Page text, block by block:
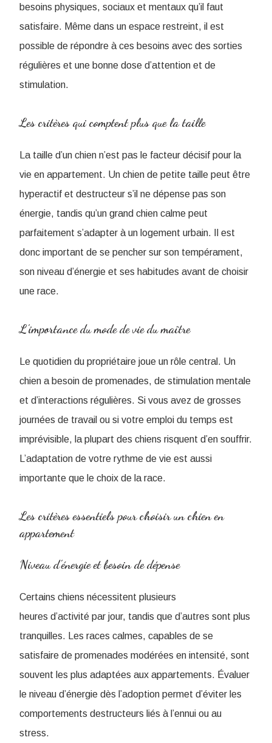
besoins physiques, sociaux et mentaux qu’il faut
satisfaire. Même dans un espace restreint, il est
possible de répondre à ces besoins avec des sorties
régulières et une bonne dose d’attention et de
stimulation.
Les critères qui comptent plus que la taille
La taille d’un chien n’est pas le facteur décisif pour la
vie en appartement. Un chien de petite taille peut être
hyperactif et destructeur s’il ne dépense pas son
énergie, tandis qu’un grand chien calme peut
parfaitement s’adapter à un logement urbain. Il est
donc important de se pencher sur son tempérament,
son niveau d’énergie et ses habitudes avant de choisir
une race.
L’importance du mode de vie du maître
Le quotidien du propriétaire joue un rôle central. Un
chien a besoin de promenades, de stimulation mentale
et d’interactions régulières. Si vous avez de grosses
journées de travail ou si votre emploi du temps est
imprévisible, la plupart des chiens risquent d’en souffrir.
L’adaptation de votre rythme de vie est aussi
importante que le choix de la race.
Les critères essentiels pour choisir un chien en
appartement
Niveau d’énergie et besoin de dépense
Certains chiens nécessitent plusieurs
heures d’activité par jour, tandis que d’autres sont plus
tranquilles. Les races calmes, capables de se
satisfaire de promenades modérées en intensité, sont
souvent les plus adaptées aux appartements. Évaluer
le niveau d’énergie dès l’adoption permet d’éviter les
comportements destructeurs liés à l’ennui ou au
stress.